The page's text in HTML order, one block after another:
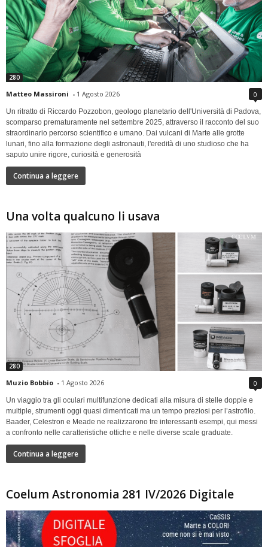
280
Matteo Massironi - 1 Agosto 2026 0
Un ritratto di Riccardo Pozzobon, geologo planetario dell'Università di Padova,
scomparso prematuramente nel settembre 2025, attraverso il racconto del suo
straordinario percorso scientifico e umano. Dai vulcani di Marte alle grotte
lunari, fino alla formazione degli astronauti, l'eredità di uno studioso che ha
saputo unire rigore, curiosità e generosità
Continua a leggere
Una volta qualcuno li usava
280
Muzio Bobbio - 1 Agosto 2026 0
Un viaggio tra gli oculari multifunzione dedicati alla misura di stelle doppie e
multiple, strumenti oggi quasi dimenticati ma un tempo preziosi per l’astrofilo.
Baader, Celestron e Meade ne realizzarono tre interessanti esempi, qui messi
a confronto nelle caratteristiche ottiche e nelle diverse scale graduate.
Continua a leggere
Coelum Astronomia 281 IV/2026 Digitale